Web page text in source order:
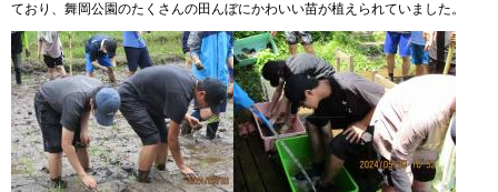
ており、舞岡公園のたくさんの田んぼにかわいい苗が植えられていました。